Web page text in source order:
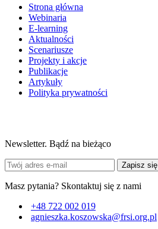
Strona główna
Webinaria
E-learning
Aktualności
Scenariusze
Projekty i akcje
Publikacje
Artykuły
Polityka prywatności
Newsletter. Bądź na bieżąco
Zapisz się
Masz pytania? Skontaktuj się z nami
+48 722 002 019
agnieszka.koszowska@frsi.org.pl